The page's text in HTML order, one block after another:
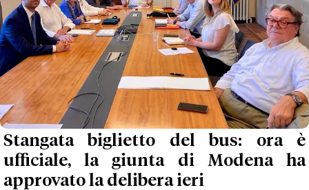
Stangata biglietto del bus: ora è
ufficiale, la giunta di Modena ha
approvato la delibera ieri